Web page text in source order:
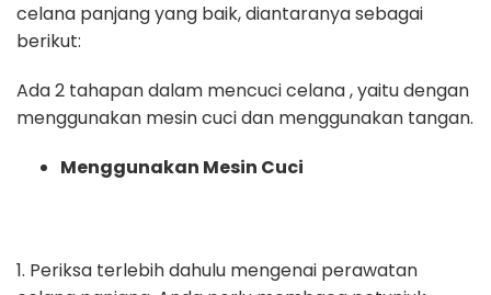
celana panjang yang baik, diantaranya sebagai
berikut:
Ada 2 tahapan dalam mencuci celana , yaitu dengan
menggunakan mesin cuci dan menggunakan tangan.
Menggunakan Mesin Cuci
1. Periksa terlebih dahulu mengenai perawatan